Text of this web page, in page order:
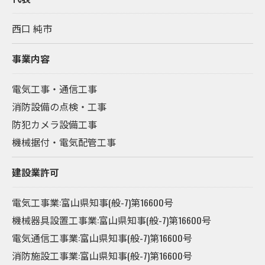
西口 純市
事業内容
電気工事・通信工事
消防設備の点検・工事
防犯カメラ設備工事
機械据付・電気配管工事
建設業許可
電気工事業:富山県知事(般-7)第16600号
機械器具設置工事業:富山県知事(般-7)第16600号
電気通信工事業:富山県知事(般-7)第16600号
消防施設工事業:富山県知事(般-7)第16600号